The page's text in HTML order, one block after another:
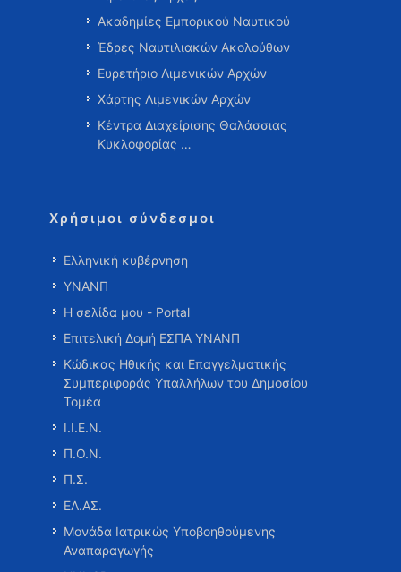
Ακαδημίες Εμπορικού Ναυτικού
Έδρες Ναυτιλιακών Ακολούθων
Ευρετήριο Λιμενικών Αρχών
Χάρτης Λιμενικών Αρχών
Κέντρα Διαχείρισης Θαλάσσιας
Κυκλοφορίας …
Χρήσιμοι σύνδεσμοι
Ελληνική κυβέρνηση
ΥΝΑΝΠ
Η σελίδα μου - Portal
Επιτελική Δομή ΕΣΠΑ ΥΝΑΝΠ
Κώδικας Ηθικής και Επαγγελματικής
Συμπεριφοράς Υπαλλήλων του Δημοσίου
Τομέα
Ι.Ι.Ε.Ν.
Π.Ο.Ν.
Π.Σ.
ΕΛ.ΑΣ.
Μονάδα Ιατρικώς Υποβοηθούμενης
Αναπαραγωγής